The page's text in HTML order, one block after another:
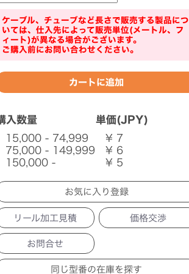
ケーブル、チューブなど長さで販売する製品につ
いては、仕入先によって販売単位(メートル、フ
ィート)が異なる場合がございます。
ご購入前にお問い合わせください。
入数量
単価(JPY)
15,000 - 74,999
¥ 7
75,000 - 149,999
¥ 6
150,000 -
¥ 5
リール加工見積 価格交渉
お問合せ